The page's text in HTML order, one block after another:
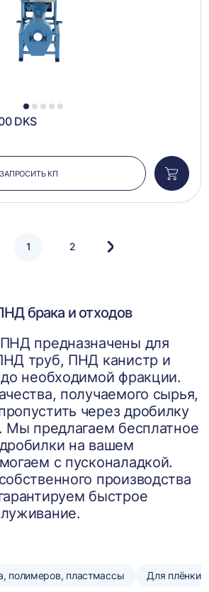
1 2 3 4 5
DKS
ЗАПРОСИТЬ КП
в
1 2
Следующая
брака и отходов
предназначены для
труб, ПНД канистр и
необходимой фракции.
получаемого сырья,
через дробилку
Мы предлагаем бесплатное
на вашем
с пусконаладкой.
производства
быстрое
полимеров, пластмассы Для плёнки